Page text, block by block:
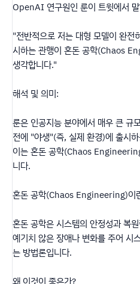
OpenAI 연구원인 룬이 트윗에서
"전반적으로 저는 대형 모델이 완전
시하는 관행이 혼돈 공학(Chaos
생각합니다."
해석 및 의미:
룬은 인공지능 분야에서 매우 큰 규
전에 "야생"(즉, 실제 환경)에 출시
이는 혼돈 공학(Chaos
니다.
혼돈 공학(Chaos Engineering)이
혼돈 공학은 시스템의 안정성과 복
예기치 않은 장애나 변화를 주어 시
는 방법론입니다.
왜 이것이 좋은가?